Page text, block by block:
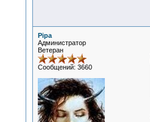
Pipa
Администратор
Ветеран
Сообщений: 3660